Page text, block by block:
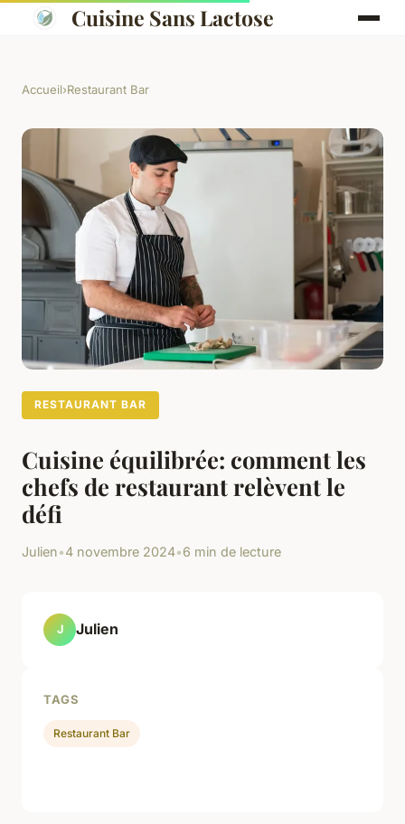
Cuisine Sans Lactose
Accueil›Restaurant Bar
RESTAURANT BAR
Cuisine équilibrée: comment les
chefs de restaurant relèvent le
défi
Julien•4 novembre 2024•6 min de lecture
J Julien
TAGS
Restaurant Bar